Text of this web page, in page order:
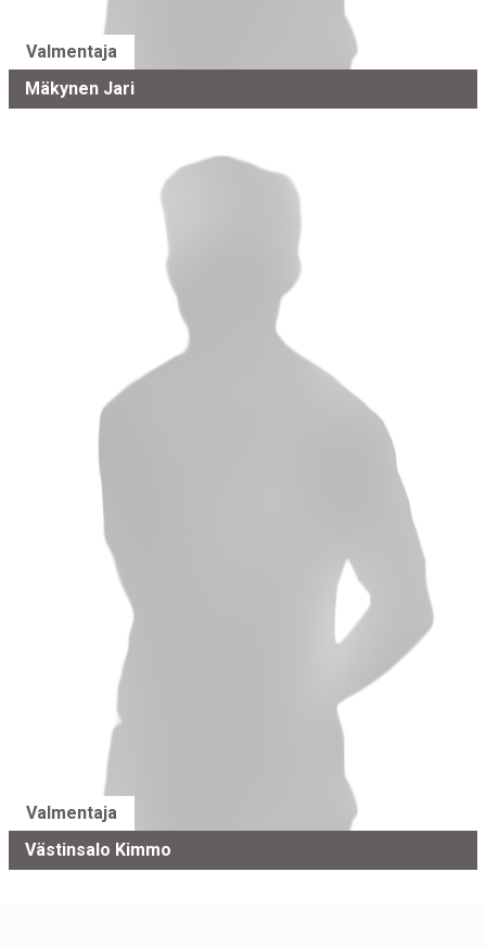
Valmentaja
Mäkynen Jari
Valmentaja
Västinsalo Kimmo